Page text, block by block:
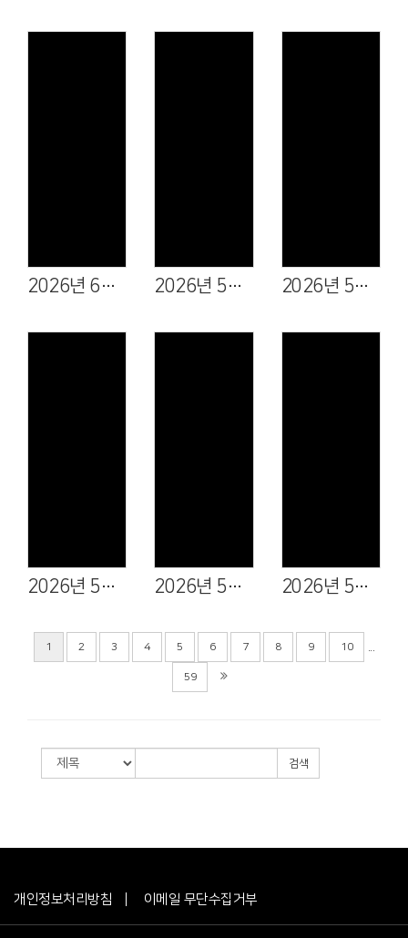
2026년 6월 7일 2026년 5월 31일 2026년 5월 24일
2026년 5월 17일 2026년 5월 10일 2026년 5월 3일
1 2 3 4 5 6 7 8 9 10
59
검색
개인정보처리방침 이메일 무단수집거부